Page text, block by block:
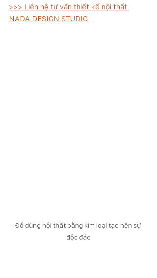
>>> Liên hệ tư vấn thiết kế nội thất
NADA DESIGN STUDIO
Đồ dùng nội thất bằng kim loại tạo nên sự
độc đáo